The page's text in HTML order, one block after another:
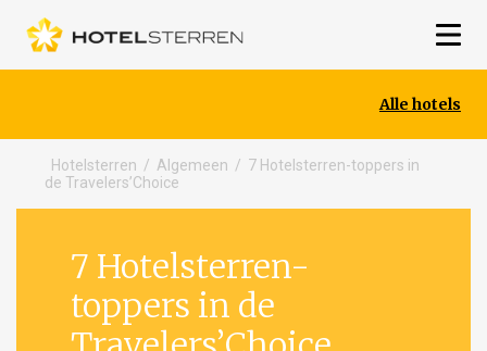
Alle hotels
Hotelsterren / Algemeen / 7 Hotelsterren-toppers in
de Travelers’Choice
7 Hotelsterren-
toppers in de